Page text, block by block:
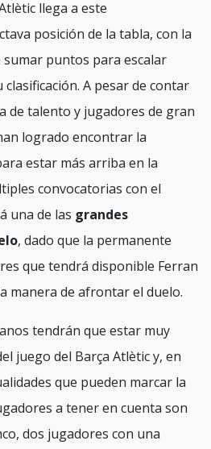
llega a este
posición de la tabla, con la
sumar puntos para escalar
A pesar de contar
de talento y jugadores de gran
logrado encontrar la
estar más arriba en la
convocatorias con el
una de las grandes
, dado que la permanente
que tendrá disponible Ferran
manera de afrontar el duelo.
tendrán que estar muy
juego del Barça Atlètic y, en
que pueden marcar la
a tener en cuenta son
dos jugadores con una